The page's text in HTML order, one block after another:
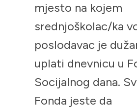
mjesto na kojem
srednjoškolac/ka
poslodavac je
uplati dnevnicu u
Socijalnog dana.
Fonda jeste da